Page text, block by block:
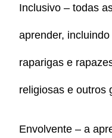
Inclusivo – todas
aprender,
raparigas e
religiosas e outros
Envolvente – a